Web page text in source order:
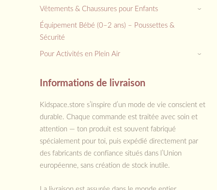
Vêtements & Chaussures pour Enfants ›
Équipement Bébé (0–2 ans) – Poussettes &
Sécurité
Pour Activités en Plein Air
›
Informations de livraison
Kidspace.store s’inspire d’un mode de vie conscient et
durable. Chaque commande est traitée avec soin et
attention — ton produit est souvent fabriqué
spécialement pour toi, puis expédié directement par
des fabricants de confiance situés dans l’Union
européenne, sans création de stock inutile.